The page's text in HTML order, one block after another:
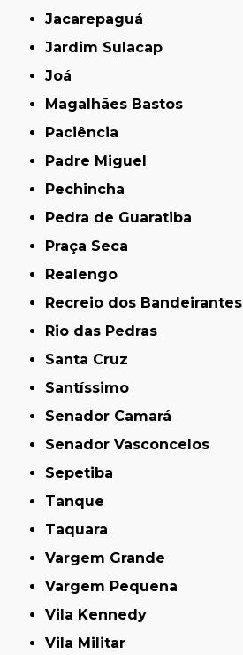
Jacarepaguá
Jardim Sulacap
Joá
Magalhães Bastos
Paciência
Padre Miguel
Pechincha
Pedra de Guaratiba
Praça Seca
Realengo
Recreio dos Bandeirantes
Rio das Pedras
Santa Cruz
Santíssimo
Senador Camará
Senador Vasconcelos
Sepetiba
Tanque
Taquara
Vargem Grande
Vargem Pequena
Vila Kennedy
Vila Militar